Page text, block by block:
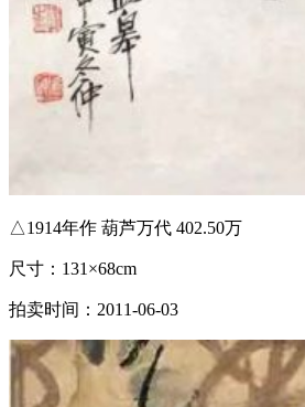
△1914年作 葫芦万代 402.50万
尺寸：131×68cm
拍卖时间：2011-06-03